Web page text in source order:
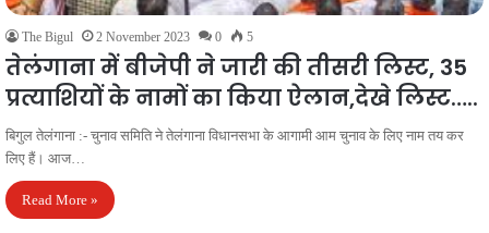
The Bigul 2 November 2023 0 5
तेलंगाना में बीजेपी ने जारी की तीसरी लिस्ट, 35
प्रत्याशियों के नामों का किया ऐलान,देखे लिस्ट…..
बिगुल तेलंगाना :- चुनाव समिति ने तेलंगाना विधानसभा के आगामी आम चुनाव के लिए नाम तय कर
लिए हैं। आज…
Read More »